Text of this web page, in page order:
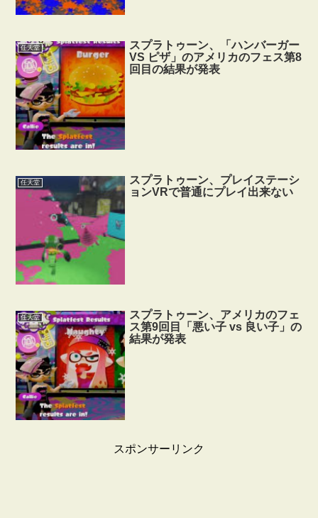
任天堂
スプラトゥーン、「ハンバーガー
VS ピザ」のアメリカのフェス第8
回目の結果が発表
任天堂
スプラトゥーン、プレイステーシ
ョンVRで普通にプレイ出来ない
任天堂
スプラトゥーン、アメリカのフェ
ス第9回目「悪い子 vs 良い子」の
結果が発表
スポンサーリンク